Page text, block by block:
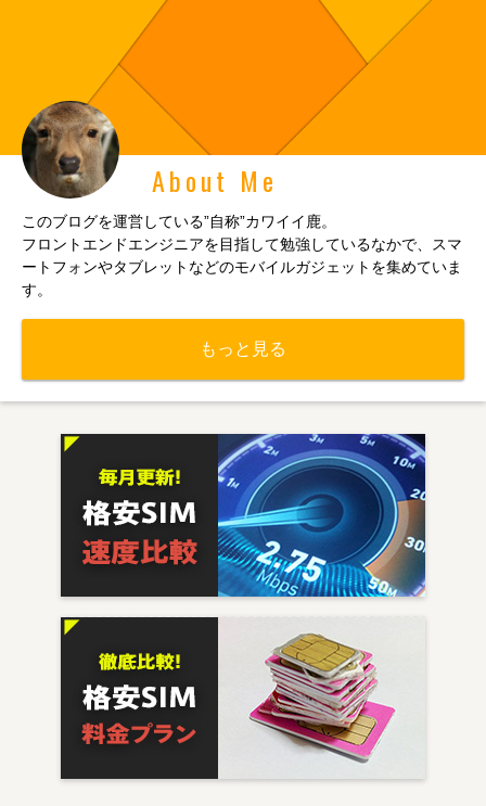
About Me
このブログを運営している”自称”カワイイ鹿。
フロントエンドエンジニアを目指して勉強しているなかで、スマ
ートフォンやタブレットなどのモバイルガジェットを集めていま
す。
もっと見る